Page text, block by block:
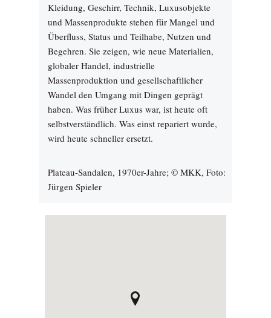
Kleidung, Geschirr, Technik, Luxusobjekte
und Massenprodukte stehen für Mangel und
Überfluss, Status und Teilhabe, Nutzen und
Begehren. Sie zeigen, wie neue Materialien,
globaler Handel, industrielle
Massenproduktion und gesellschaftlicher
Wandel den Umgang mit Dingen geprägt
haben. Was früher Luxus war, ist heute oft
selbstverständlich. Was einst repariert wurde,
wird heute schneller ersetzt.
Plateau-Sandalen, 1970er-Jahre; © MKK, Foto:
Jürgen Spieler